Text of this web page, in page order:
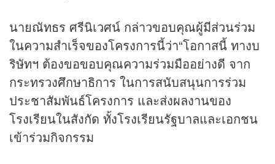
นายณัทธร ศรีนิเวศน์ กล่าวขอบคุณผู้มีส่วนร่วม
ในความสำเร็จของโครงการนี้ว่า“โอกาสนี้ ทางบ
ริษัทฯ ต้องขอขอบคุณความร่วมมืออย่างดี จาก
กระทรวงศึกษาธิการ ในการสนับสนุนการร่วม
ประชาสัมพันธ์โครงการ และส่งผลงานของ
โรงเรียนในสังกัด ทั้งโรงเรียนรัฐบาลและเอกชน
เข้าร่วมกิจกรรม